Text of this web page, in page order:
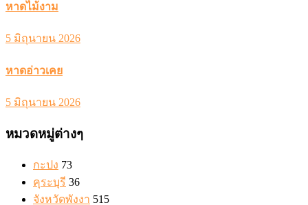
หาดไม้งาม
5 มิถุนายน 2026
หาดอ่าวเคย
5 มิถุนายน 2026
หมวดหมู่ต่างๆ
กะปง 73
คุระบุรี 36
จังหวัดพังงา 515